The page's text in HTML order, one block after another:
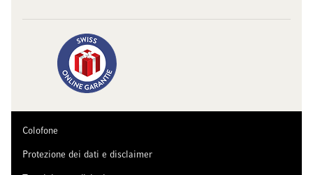
Colofone
Protezione dei dati e disclaimer